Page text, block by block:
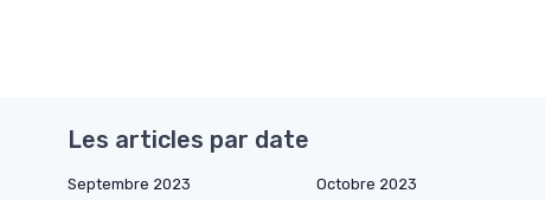
Les articles par date
Septembre 2023 Octobre 2023